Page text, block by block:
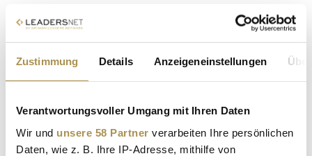
Zustimmung Details Anzeigeneinstellungen
Verantwortungsvoller Umgang mit Ihren Daten
Wir und unsere 58 Partner verarbeiten Ihre persönlichen
Daten, wie z. B. Ihre IP-Adresse, mithilfe von